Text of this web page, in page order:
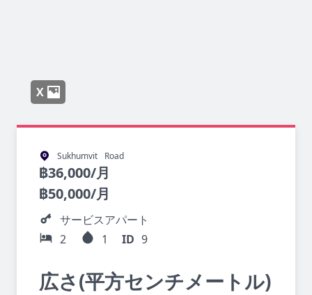
X
Sukhumvit Road
฿36,000/月
฿50,000/月
サービスアパート
2
1 ID 9
広さ(平方センチメートル)